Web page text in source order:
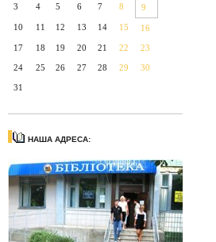
3 4 5 6 7 8 9
10 11 12 13 14 15 16
17 18 19 20 21 22 23
24 25 26 27 28 29 30
31
НАША АДРЕСА: